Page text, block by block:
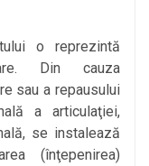
o reprezintă
Din cauza
sau a repausului
a articulaţiei,
se instalează
(înţepenirea)